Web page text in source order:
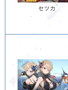
セツカ